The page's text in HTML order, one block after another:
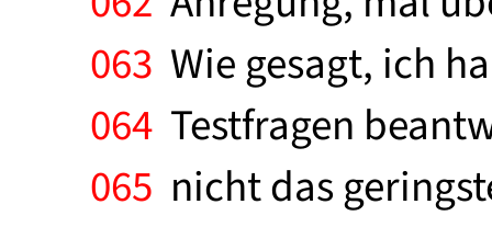
063 Wie gesagt, ich
064 Testfragen
065 nicht das